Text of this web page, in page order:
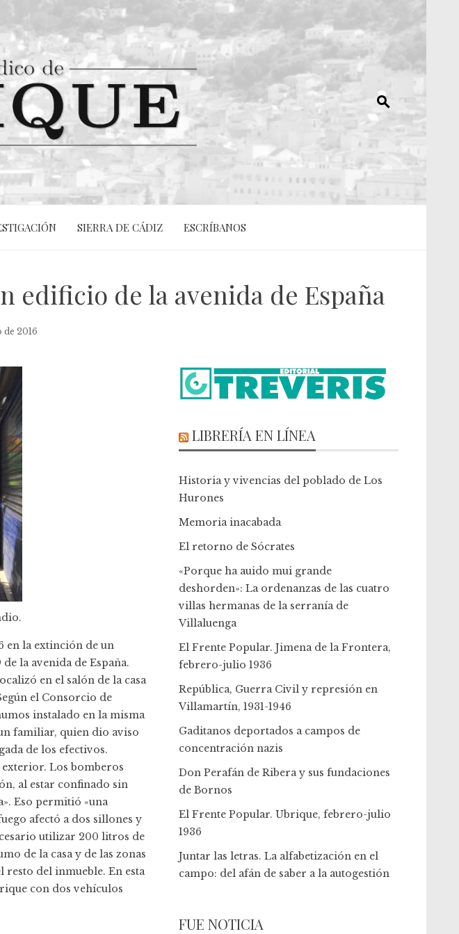
SIERRA DE CÁDIZ ESCRÍBANOS
edificio de la avenida de España
de 2016
en la extinción de un
la avenida de España.
en el salón de la casa
el Consorcio de
instalado en la misma
familiar, quien dio aviso
de los efectivos.
Los bomberos
al estar confinado sin
Eso permitió «una
afectó a dos sillones y
utilizar 200 litros de
de la casa y de las zonas
resto del inmueble. En esta
con dos vehículos
LIBRERÍA EN LÍNEA
Historia y vivencias del poblado de Los
Hurones
Memoria inacabada
El retorno de Sócrates
«Porque ha auido mui grande
deshorden»: La ordenanzas de las cuatro
villas hermanas de la serranía de
Villaluenga
El Frente Popular. Jimena de la Frontera,
febrero-julio 1936
República, Guerra Civil y represión en
Villamartín, 1931-1946
Gaditanos deportados a campos de
concentración nazis
Don Perafán de Ribera y sus fundaciones
de Bornos
El Frente Popular. Ubrique, febrero-julio
1936
Juntar las letras. La alfabetización en el
campo: del afán de saber a la autogestión
FUE NOTICIA